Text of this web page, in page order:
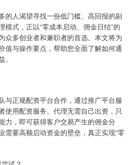
的人渴望寻找一份低门槛、高回报的副
模式，正以“零成本启动、佣金日结”的
众多创业者和兼职者的首选。本文将为
值与操作要点，帮助您全面了解如何通
与正规配资平台合作，通过推广平台服
使用配资服务。代理无需自己出资，只
力，即可获得客户交易产生的佣金分
需要高额启动资金的壁垒，真正实现“零